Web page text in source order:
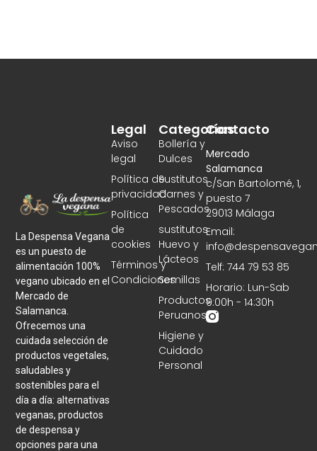
La Despensa Vegana
es un puesto de
alimentación 100%
vegano ubicado en el
Mercado de
Salamanca.
Ofrecemos una
cuidada selección de
productos vegetales,
saludables y
sostenibles para el
día a día: alternativas
veganas, productos
de despensa y
opciones para una
Categorías
Bollería y
Dulces
Sustitutos
Carnes y
Pescados
sustitutos
Huevo y
Lácteos
Semillas
Productos
Peruanos
Higiene y
Cuidado
Personal
Legal
Aviso
legal
Política de
privacidad
Política
de
cookies
Términos y
Condiciones
Contacto
Mercado
Salamanca
c/San Bartolomé, 1,
puesto 7
29013 Málaga
Email:
Telf: 744 79 53 85
Horario: Lun-Sab
9:00h - 14:30h